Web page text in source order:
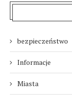
bezpieczeństwo
Informacje
Miasta